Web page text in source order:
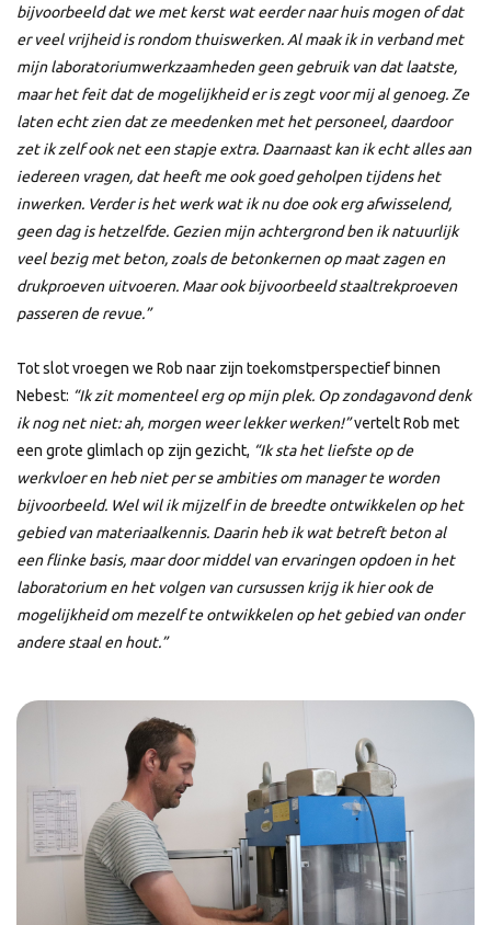
bijvoorbeeld dat we met kerst wat eerder naar huis mogen of dat
er veel vrijheid is rondom thuiswerken. Al maak ik in verband met
mijn laboratoriumwerkzaamheden geen gebruik van dat laatste,
maar het feit dat de mogelijkheid er is zegt voor mij al genoeg. Ze
laten echt zien dat ze meedenken met het personeel, daardoor
zet ik zelf ook net een stapje extra. Daarnaast kan ik echt alles aan
iedereen vragen, dat heeft me ook goed geholpen tijdens het
inwerken. Verder is het werk wat ik nu doe ook erg afwisselend,
geen dag is hetzelfde. Gezien mijn achtergrond ben ik natuurlijk
veel bezig met beton, zoals de betonkernen op maat zagen en
drukproeven uitvoeren. Maar ook bijvoorbeeld staaltrekproeven
passeren de revue.”
Tot slot vroegen we Rob naar zijn toekomstperspectief binnen
Nebest: “Ik zit momenteel erg op mijn plek. Op zondagavond denk
ik nog net niet: ah, morgen weer lekker werken!”vertelt Rob met
een grote glimlach op zijn gezicht, “Ik sta het liefste op de
werkvloer en heb niet per se ambities om manager te worden
bijvoorbeeld. Wel wil ik mijzelf in de breedte ontwikkelen op het
gebied van materiaalkennis. Daarin heb ik wat betreft beton al
een flinke basis, maar door middel van ervaringen opdoen in het
laboratorium en het volgen van cursussen krijg ik hier ook de
mogelijkheid om mezelf te ontwikkelen op het gebied van onder
andere staal en hout.”